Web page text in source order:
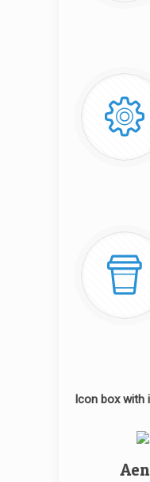
Icon box with